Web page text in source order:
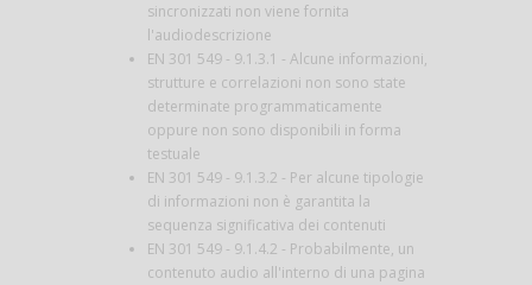
sincronizzati non viene fornita
l'audiodescrizione
EN 301 549 - 9.1.3.1 - Alcune informazioni,
strutture e correlazioni non sono state
determinate programmaticamente
oppure non sono disponibili in forma
testuale
EN 301 549 - 9.1.3.2 - Per alcune tipologie
di informazioni non è garantita la
sequenza significativa dei contenuti
EN 301 549 - 9.1.4.2 - Probabilmente, un
contenuto audio all'interno di una pagina